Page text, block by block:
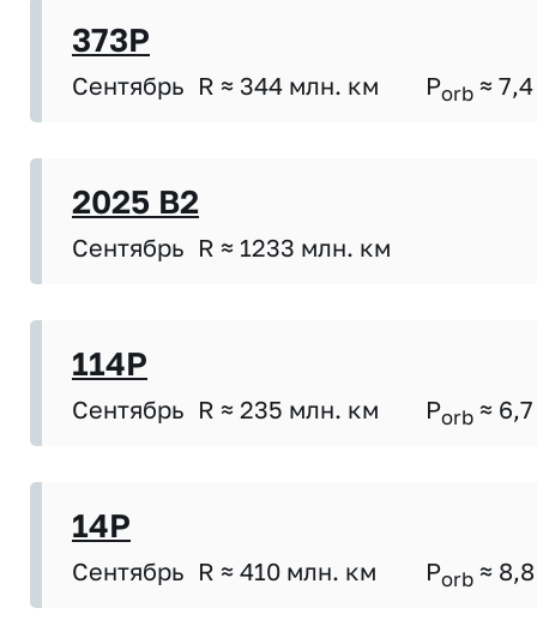
373P
Сентябрь R ≈ 344 млн. км Porb ≈ 7,4
2025 B2
Сентябрь R ≈ 1233 млн. км
114P
Сентябрь R ≈ 235 млн. км Porb ≈ 6,7
14P
Сентябрь R ≈ 410 млн. км Porb ≈ 8,8